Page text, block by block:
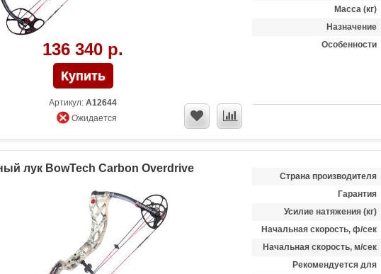
136 340 р.
Артикул: A12644
Ожидается
Масса (кг)
Назначение
Особенности
лук BowTech Carbon Overdrive
Страна производителя
Гарантия
Усилие натяжения (кг)
Начальная скорость, ф/сек
Начальная скорость, м/сек
Рекомендуется для